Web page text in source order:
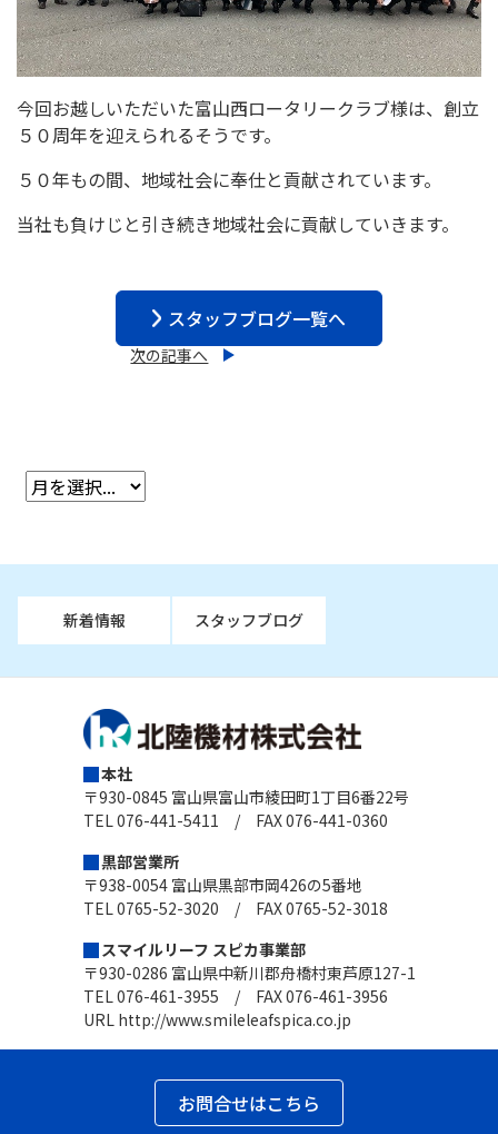
今回お越しいただいた富山西ロータリークラブ様は、創立
５０周年を迎えられるそうです。
５０年もの間、地域社会に奉仕と貢献されています。
当社も負けじと引き続き地域社会に貢献していきます。
スタッフブログ一覧へ
次の記事へ
新着情報 スタッフブログ
本社
〒930-0845 富山県富山市綾田町1丁目6番22号
TEL 076-441-5411 / FAX 076-441-0360
黒部営業所
〒938-0054 富山県黒部市岡426の5番地
TEL 0765-52-3020 / FAX 0765-52-3018
スマイルリーフ スピカ事業部
〒930-0286 富山県中新川郡舟橋村東芦原127-1
TEL 076-461-3955 / FAX 076-461-3956
URL http://www.smileleafspica.co.jp
お問合せはこちら